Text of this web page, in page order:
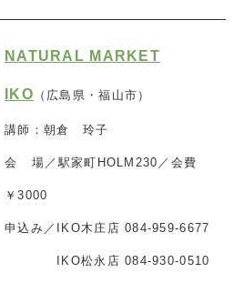
NATURAL MARKET
IKO （広島県・福山市）
講師：朝倉 玲子
会 場／駅家町HOLM230／会費
￥3000
申込み／IKO木庄店 084-959-6677
IKO松永店 084-930-0510